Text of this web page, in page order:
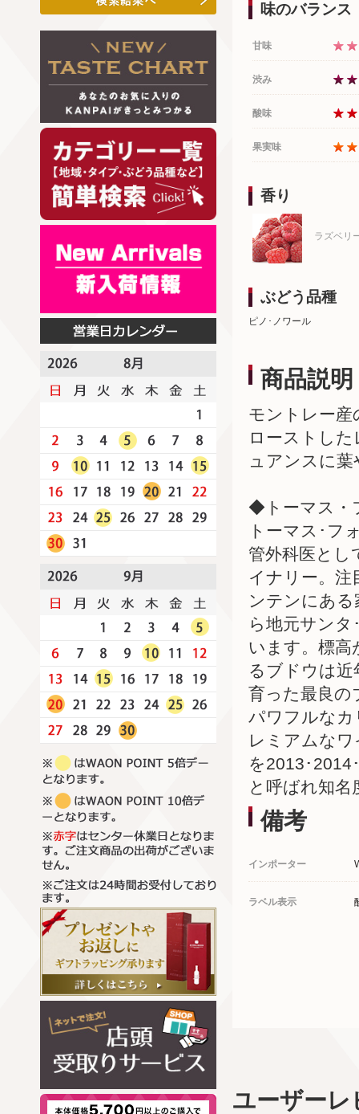
味のバランス
甘味
渋み
酸味
果実味
香り
ラズベリ
ぶどう品種
ピノ･ノワール
商品説明
モントレー
ローストし
ュアンスに
◆トーマス・
トーマス･フ
管外科医とし
イナリー。
ンテンにある
ら地元サン
います。標高
るブドウは近
育った最良の
パワフルなカ
レミアムな
を2013･2014
と呼ばれ知名
備考
インポーター
ラベル表示
ユーザーレ